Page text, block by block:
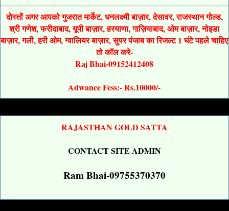
दोस्तों अगर आपको गुजरात मार्केट, धनलक्ष्मी बाज़ार, देसावर, राजस्थान गोल्ड,
श्री गणेश, फरीदाबाद, यूपी बाज़ार, हरयाणा, गाज़ियाबाद, ओम बाज़ार, नोइडा
बाज़ार, गली, हरी ओम, ग्वालियर बाज़ार, सुपर पंजाब का रिजल्ट 1 घंटे पहले चाहिए
तो कॉल करे-
Raj Bhai-09152412408
Adwance Fess:- Rs.10000/-
RAJASTHAN GOLD SATTA
CONTACT SITE ADMIN
Ram Bhai-09755370370